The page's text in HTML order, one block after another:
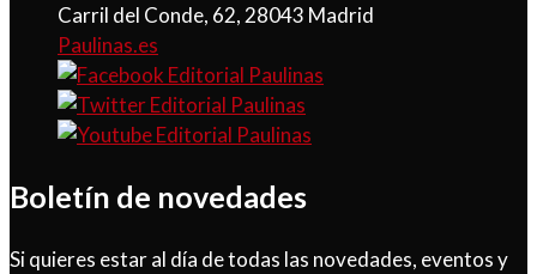
Carril del Conde, 62, 28043 Madrid
Paulinas.es
Boletín de novedades
Si quieres estar al día de todas las novedades, eventos y